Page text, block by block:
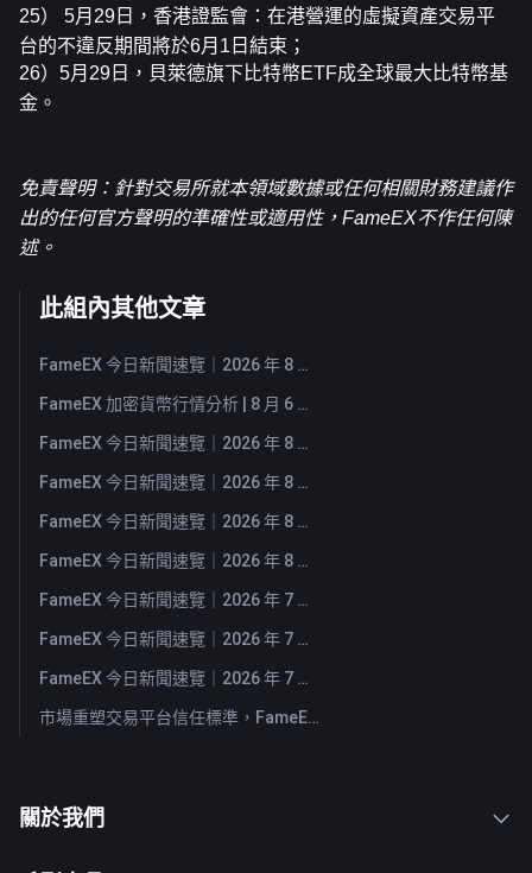
25） 5月29日，香港證監會：在港營運的虛擬資產交易平
台的不違反期間將於6月1日結束；
26）5月29日，貝萊德旗下比特幣ETF成全球最大比特幣基
金。
免責聲明：針對交易所就本領域數據或任何相關財務建議作
出的任何官方聲明的準確性或適用性，FameEX不作任何陳
述。
此組內其他文章
FameEX 今日新聞速覽｜2026 年 8 月 7 日
FameEX 加密貨幣行情分析 | 8 月 6 日, 2026
FameEX 今日新聞速覽｜2026 年 8 月 6 日
FameEX 今日新聞速覽｜2026 年 8 月 5 日
FameEX 今日新聞速覽｜2026 年 8 月 4 日
FameEX 今日新聞速覽｜2026 年 8 月 3 日
FameEX 今日新聞速覽｜2026 年 7 月 31 日
FameEX 今日新聞速覽｜2026 年 7 月 30 日
FameEX 今日新聞速覽｜2026 年 7 月 29 日
市場重塑交易平台信任標準，FameEX 以八年穩健營運持續服務全球用戶
關於我們